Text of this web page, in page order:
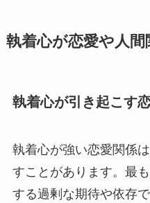
執着心が恋愛や人
執着心が引き起こす
執着心が強い恋愛関係
すことがあります。最
する過剰な期待や依存